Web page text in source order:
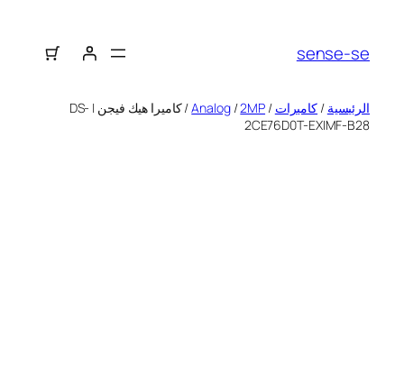
sense-se
الرئيسية / كاميرات /
Analog/2MP
/ كاميرا هيك فيجن | DS-
2CE76D0T-EXIMF-B28